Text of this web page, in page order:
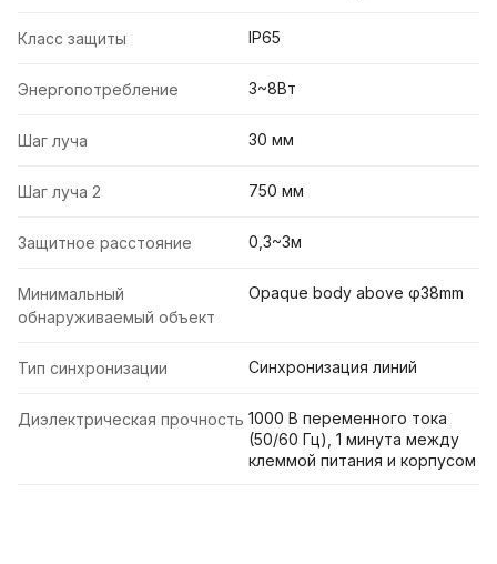
Класс защиты IP65
Энергопотребление 3~8Вт
Шаг луча 30 мм
Шаг луча 2 750 мм
Защитное расстояние 0,3~3м
Минимальный
обнаруживаемый объект
Opaque body above φ38mm
Тип синхронизации Синхронизация линий
Диэлектрическая прочность 1000 В переменного тока
(50/60 Гц), 1 минута между
клеммой питания и корпусом